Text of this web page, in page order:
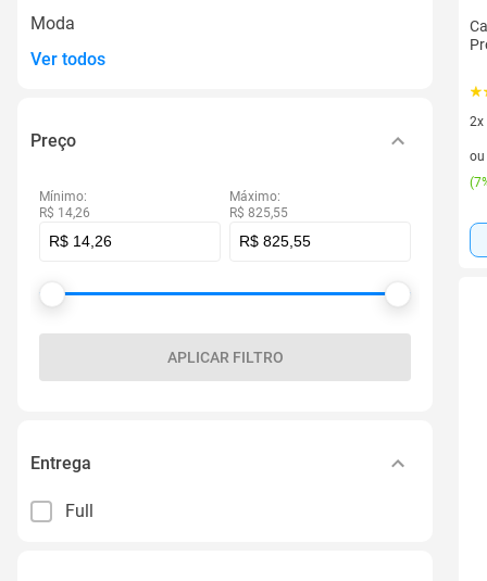
Moda
Ver todos
Preço
Mínimo:
R$ 14,26
Máximo:
R$ 825,55
APLICAR FILTRO
Entrega
Full
2x
ou
(